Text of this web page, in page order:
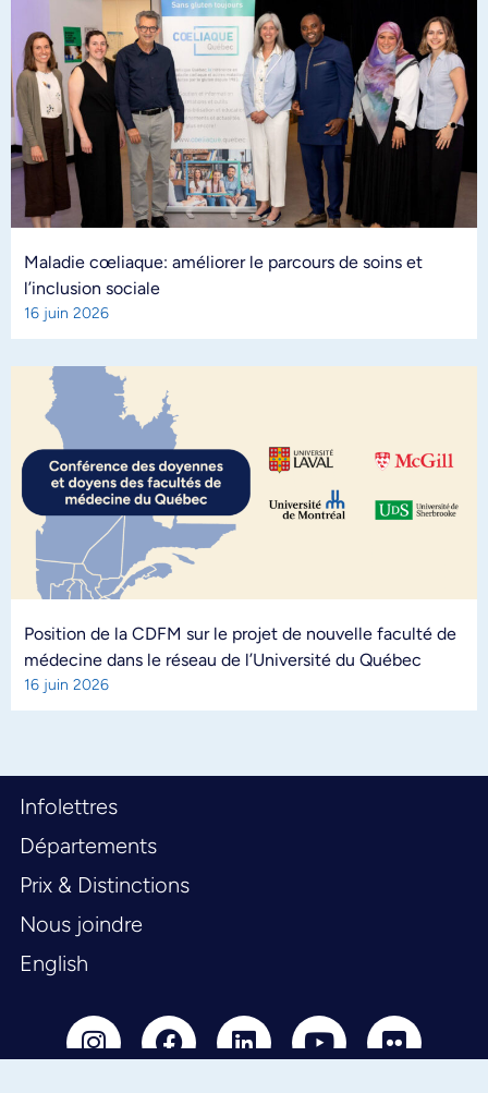
Maladie cœliaque: améliorer le parcours de soins et
l’inclusion sociale
16 juin 2026
Position de la CDFM sur le projet de nouvelle faculté de
médecine dans le réseau de l’Université du Québec
16 juin 2026
Infolettres
Départements
Prix & Distinctions
Nous joindre
English